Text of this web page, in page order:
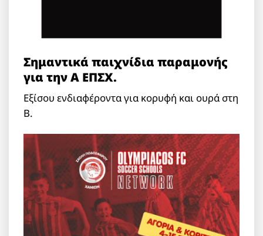
Σημαντικά παιχνίδια παραμονής
για την Α ΕΠΣΧ.
Εξίσου ενδιαφέροντα για κορυφή και ουρά στη
Β.